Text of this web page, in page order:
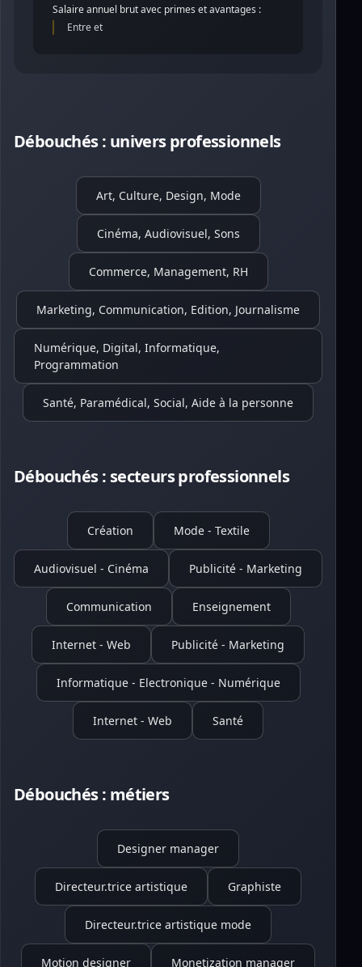
Salaire annuel brut avec primes et avantages :
Entre et
Débouchés : univers professionnels
Art, Culture, Design, Mode
Cinéma, Audiovisuel, Sons
Commerce, Management, RH
Marketing, Communication, Edition, Journalisme
Numérique, Digital, Informatique,
Programmation
Santé, Paramédical, Social, Aide à la personne
Débouchés : secteurs professionnels
Création Mode - Textile
Audiovisuel - Cinéma Publicité - Marketing
Communication Enseignement
Internet - Web Publicité - Marketing
Informatique - Electronique - Numérique
Internet - Web Santé
Débouchés : métiers
Designer manager
Directeur.trice artistique Graphiste
Directeur.trice artistique mode
Motion designer Monetization manager